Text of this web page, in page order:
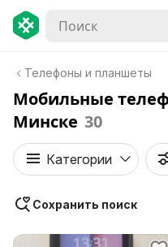
Телефоны и планшеты
Мобильные
Минске 30
Категории
Сохранить поиск